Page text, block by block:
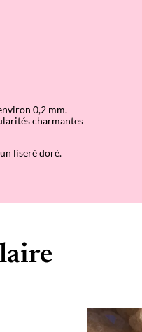
0,2 mm.
charmantes
liseré doré.